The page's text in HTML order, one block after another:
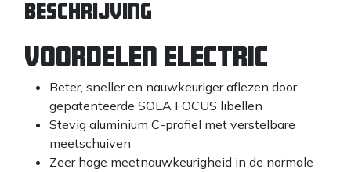
Beschrijving
Voordelen Electric
Beter, sneller en nauwkeuriger aflezen door
gepatenteerde SOLA FOCUS libellen
Stevig aluminium C-profiel met verstelbare
meetschuiven
Zeer hoge meetnauwkeurigheid in de normale